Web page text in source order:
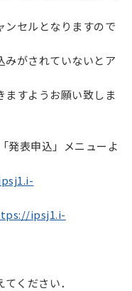
ルとなりますので
されていないとア
ようお願い致しま
発表申込」メニューよ
ipsj1.i-
ください．